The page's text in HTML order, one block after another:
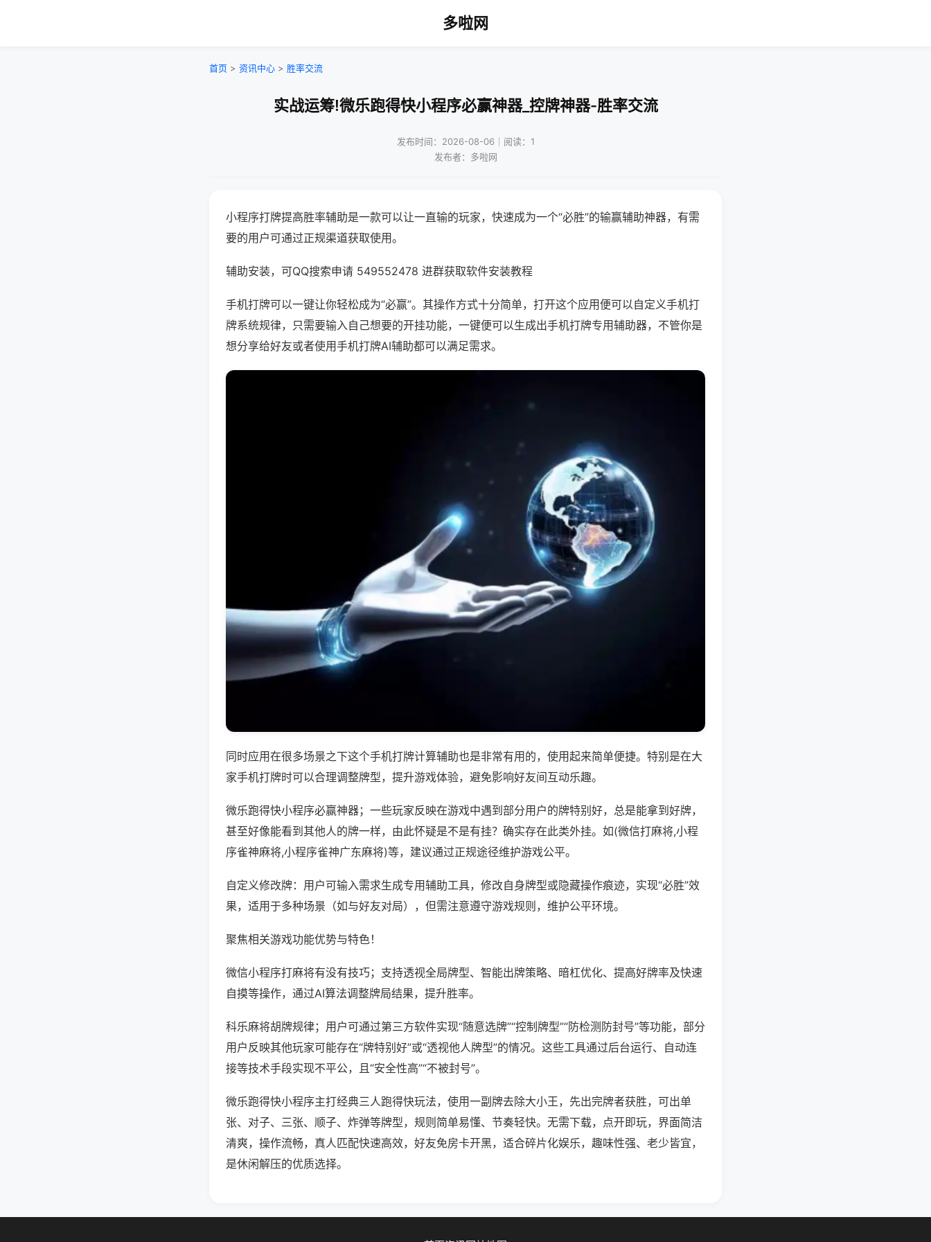
多啦网
首页 > 资讯中心 > 胜率交流
实战运筹!微乐跑得快小程序必赢神器_控牌神器-胜率交流
发布时间：2026-08-06｜阅读：1
发布者：多啦网
小程序打牌提高胜率辅助是一款可以让一直输的玩家，快速成为一个“必胜”的输赢辅助神器，有需
要的用户可通过正规渠道获取使用。
辅助安装，可QQ搜索申请 549552478 进群获取软件安装教程
手机打牌可以一键让你轻松成为“必赢”。其操作方式十分简单，打开这个应用便可以自定义手机打
牌系统规律，只需要输入自己想要的开挂功能，一键便可以生成出手机打牌专用辅助器，不管你是
想分享给好友或者使用手机打牌AI辅助都可以满足需求。
同时应用在很多场景之下这个手机打牌计算辅助也是非常有用的，使用起来简单便捷。特别是在大
家手机打牌时可以合理调整牌型，提升游戏体验，避免影响好友间互动乐趣。
微乐跑得快小程序必赢神器；一些玩家反映在游戏中遇到部分用户的牌特别好，总是能拿到好牌，
甚至好像能看到其他人的牌一样，由此怀疑是不是有挂？确实存在此类外挂。如(微信打麻将,小程
序雀神麻将,小程序雀神广东麻将)等，建议通过正规途径维护游戏公平。
自定义修改牌：用户可输入需求生成专用辅助工具，修改自身牌型或隐藏操作痕迹，实现“必胜”效
果，适用于多种场景（如与好友对局），但需注意遵守游戏规则，维护公平环境。
聚焦相关游戏功能优势与特色！
微信小程序打麻将有没有技巧；支持透视全局牌型、智能出牌策略、暗杠优化、提高好牌率及快速
自摸等操作，通过AI算法调整牌局结果，提升胜率。
科乐麻将胡牌规律；用户可通过第三方软件实现“随意选牌”“控制牌型”“防检测防封号”等功能，部分
用户反映其他玩家可能存在“牌特别好”或“透视他人牌型”的情况。这些工具通过后台运行、自动连
接等技术手段实现不平公，且“安全性高”“不被封号”。
微乐跑得快小程序主打经典三人跑得快玩法，使用一副牌去除大小王，先出完牌者获胜，可出单
张、对子、三张、顺子、炸弹等牌型，规则简单易懂、节奏轻快。无需下载，点开即玩，界面简洁
清爽，操作流畅，真人匹配快速高效，好友免房卡开黑，适合碎片化娱乐，趣味性强、老少皆宜，
是休闲解压的优质选择。